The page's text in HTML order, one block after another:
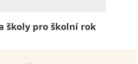
školy pro školní rok